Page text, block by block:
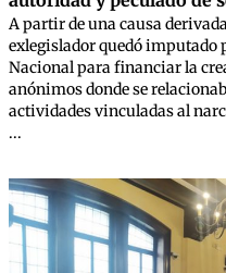
A partir de una causa
exlegislador quedó imputado
Nacional para financiar la
anónimos donde se
actividades vinculadas al
...